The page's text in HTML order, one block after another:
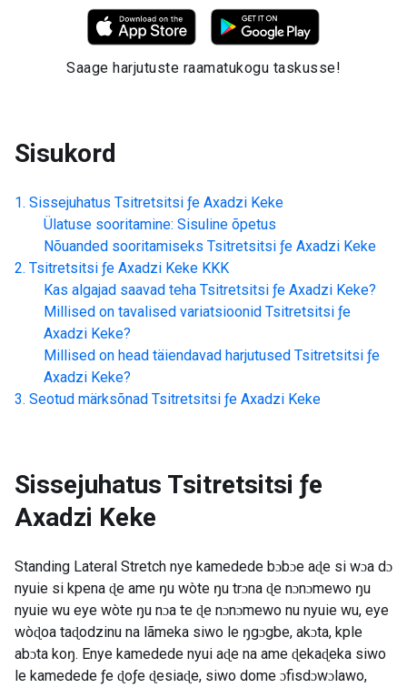
Saage harjutuste raamatukogu taskusse!
Sisukord
Sissejuhatus Tsitretsitsi ƒe Axadzi Keke
Ülatuse sooritamine: Sisuline õpetus
Nõuanded sooritamiseks Tsitretsitsi ƒe Axadzi Keke
Tsitretsitsi ƒe Axadzi Keke KKK
Kas algajad saavad teha Tsitretsitsi ƒe Axadzi Keke?
Millised on tavalised variatsioonid Tsitretsitsi ƒe
Axadzi Keke?
Millised on head täiendavad harjutused Tsitretsitsi ƒe
Axadzi Keke?
Seotud märksõnad Tsitretsitsi ƒe Axadzi Keke
Sissejuhatus Tsitretsitsi ƒe
Axadzi Keke
Standing Lateral Stretch nye kamedede bɔbɔe aɖe si wɔa dɔ
nyuie si kpena ɖe ame ŋu wòte ŋu trɔna ɖe nɔnɔmewo ŋu
nyuie wu eye wòte ŋu nɔa te ɖe nɔnɔmewo nu nyuie wu, eye
wòɖoa taɖodzinu na lãmeka siwo le ŋgɔgbe, akɔta, kple
abɔta koŋ. Enye kamedede nyui aɖe na ame ɖekaɖeka siwo
le kamedede ƒe ɖoƒe ɖesiaɖe, siwo dome ɔfisdɔwɔlawo,